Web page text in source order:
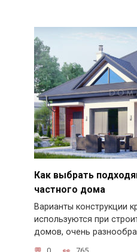
Как выбрать
частного дома
Варианты конструкции
используются при
домов, очень